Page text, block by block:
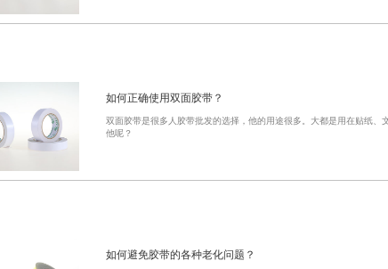
如何正确使用双面胶带？
双面胶带是很多人胶带批发的选择，他的用途很多。大都是用在贴纸、
他呢？
如何避免胶带的各种老化问题？